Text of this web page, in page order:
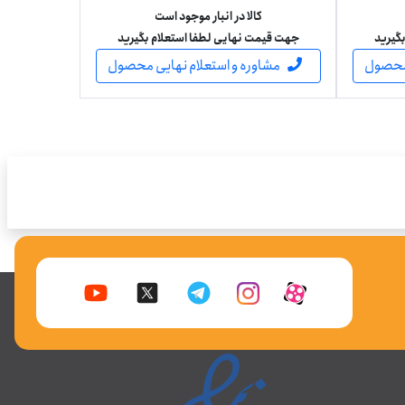
محصول
کالا در انبار موجود است
جهت قیمت نهایی لطفا استعلام بگیرید
مشاوره و استعلام نهایی محصول